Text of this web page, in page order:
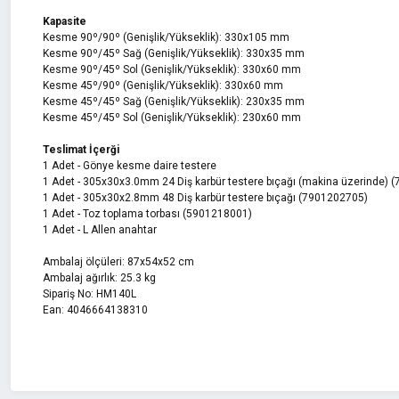
Kapasite
Kesme 90º/90º (Genişlik/Yükseklik): 330x105 mm
Kesme 90º/45º Sağ (Genişlik/Yükseklik): 330x35 mm
Kesme 90º/45º Sol (Genişlik/Yükseklik): 330x60 mm
Kesme 45º/90º (Genişlik/Yükseklik): 330x60 mm
Kesme 45º/45º Sağ (Genişlik/Yükseklik): 230x35 mm
Kesme 45º/45º Sol (Genişlik/Yükseklik): 230x60 mm
Teslimat İçerği
1 Adet - Gönye kesme daire testere
1 Adet - 305x30x3.0mm 24 Diş karbür testere bıçağı (makina üzerinde)
1 Adet - 305x30x2.8mm 48 Diş karbür testere bıçağı (7901202705)
1 Adet - Toz toplama torbası (5901218001)
1 Adet - L Allen anahtar
Ambalaj ölçüleri: 87x54x52 cm
Ambalaj ağırlık: 25.3 kg
Sipariş No: HM140L
Ean: 4046664138310